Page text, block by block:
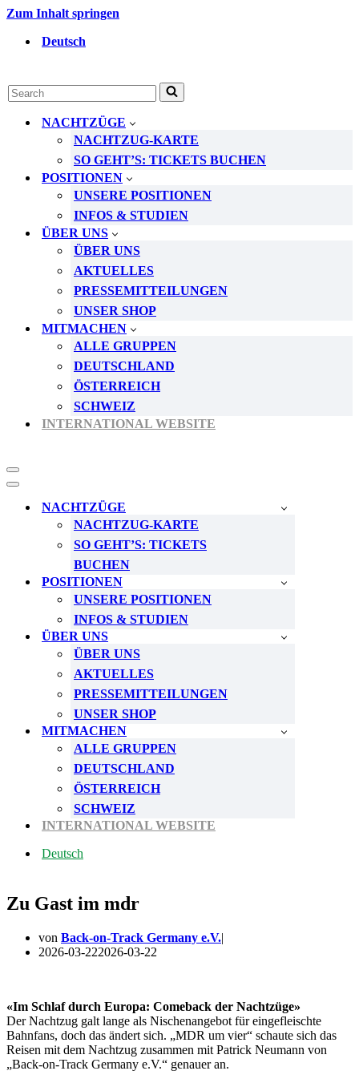
Zum Inhalt springen
Deutsch
Suchen
nach …
NACHTZÜGE
NACHTZUG-KARTE
SO GEHT’S: TICKETS BUCHEN
POSITIONEN
UNSERE POSITIONEN
INFOS & STUDIEN
ÜBER UNS
ÜBER UNS
AKTUELLES
PRESSEMITTEILUNGEN
UNSER SHOP
MITMACHEN
ALLE GRUPPEN
DEUTSCHLAND
ÖSTERREICH
SCHWEIZ
INTERNATIONAL WEBSITE
Navigationsmenü
Navigationsmenü
NACHTZÜGE
NACHTZUG-KARTE
SO GEHT’S: TICKETS
BUCHEN
POSITIONEN
UNSERE POSITIONEN
INFOS & STUDIEN
ÜBER UNS
ÜBER UNS
AKTUELLES
PRESSEMITTEILUNGEN
UNSER SHOP
MITMACHEN
ALLE GRUPPEN
DEUTSCHLAND
ÖSTERREICH
SCHWEIZ
INTERNATIONAL WEBSITE
Deutsch
Zu Gast im mdr
von Back-on-Track Germany e.V.
2026-03-222026-03-22
«Im Schlaf durch Europa: Comeback der Nachtzüge»
Der Nachtzug galt lange als Nischenangebot für eingefleischte
Bahnfans, doch das ändert sich. „MDR um vier“ schaute sich das
Reisen mit dem Nachtzug zusammen mit Patrick Neumann von
„Back-on-Track Germany e.V.“ genauer an.